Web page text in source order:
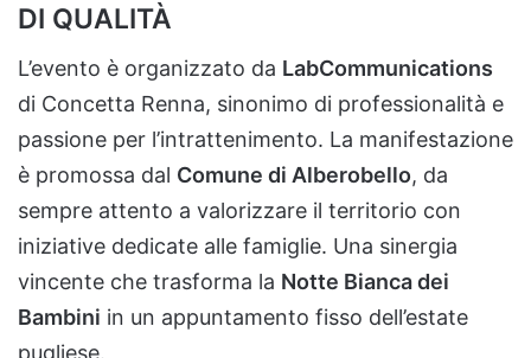
DI QUALITÀ
L’evento è organizzato da LabCommunications
di Concetta Renna, sinonimo di professionalità e
passione per l’intrattenimento. La manifestazione
è promossa dal Comune di Alberobello, da
sempre attento a valorizzare il territorio con
iniziative dedicate alle famiglie. Una sinergia
vincente che trasforma la Notte Bianca dei
Bambini in un appuntamento fisso dell’estate
pugliese.